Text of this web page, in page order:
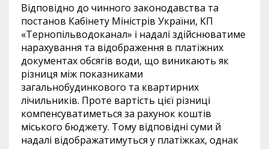
Відповідно до чинного законодавства та
постанов Кабінету Міністрів України, КП
«Тернопільводоканал» і надалі здійснюватиме
нарахування та відображення в платіжних
документах обсягів води, що виникають як
різниця між показниками
загальнобудинкового та квартирних
лічильників. Проте вартість цієї різниці
компенсуватиметься за рахунок коштів
міського бюджету. Тому відповідні суми й
надалі відображатимуться у платіжках, однак